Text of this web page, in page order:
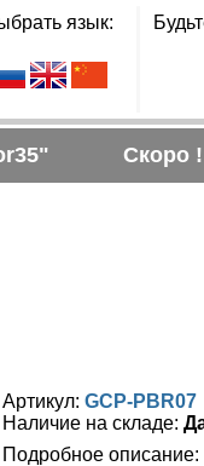
язык:
Скоро !
Артикул: GCP-PBR07
Наличие на складе:
Подробное описание: